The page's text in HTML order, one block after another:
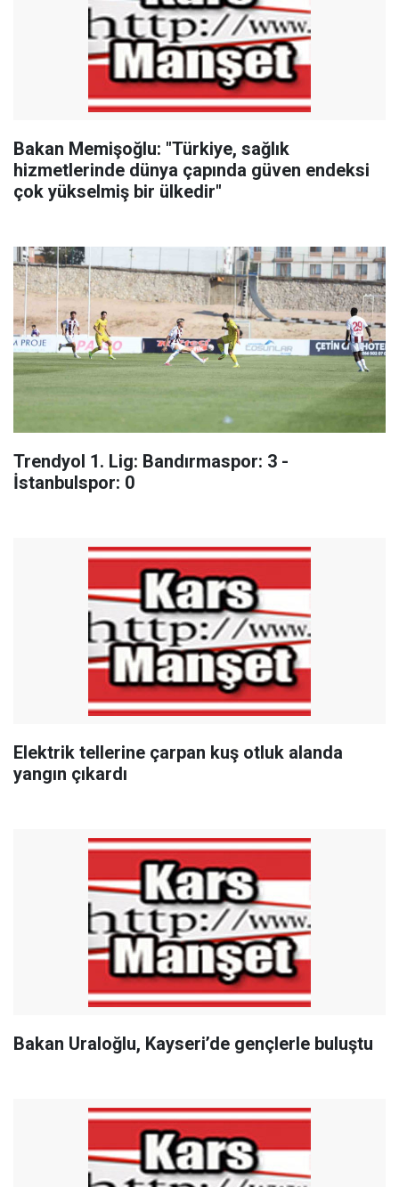
Bakan Memişoğlu: "Türkiye, sağlık
hizmetlerinde dünya çapında güven endeksi
çok yükselmiş bir ülkedir"
Trendyol 1. Lig: Bandırmaspor: 3 -
İstanbulspor: 0
Elektrik tellerine çarpan kuş otluk alanda
yangın çıkardı
Bakan Uraloğlu, Kayseri’de gençlerle buluştu